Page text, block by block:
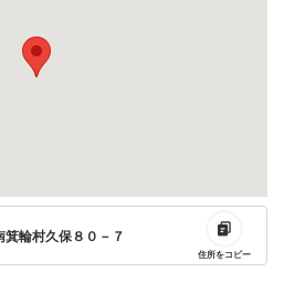
箕輪村久保８０－７
住所をコピー